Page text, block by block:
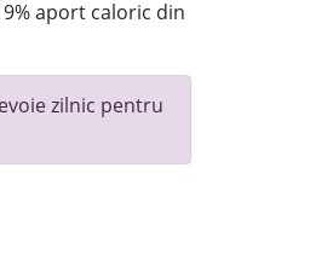
aport caloric din
zilnic pentru